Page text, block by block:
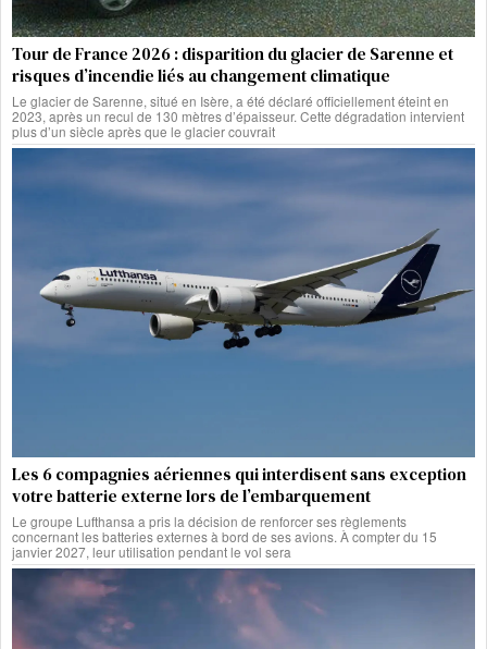
Tour de France 2026 : disparition du glacier de Sarenne et
risques d’incendie liés au changement climatique
Le glacier de Sarenne, situé en Isère, a été déclaré officiellement éteint en
2023, après un recul de 130 mètres d’épaisseur. Cette dégradation intervient
plus d’un siècle après que le glacier couvrait
Les 6 compagnies aériennes qui interdisent sans exception
votre batterie externe lors de l’embarquement
Le groupe Lufthansa a pris la décision de renforcer ses règlements
concernant les batteries externes à bord de ses avions. À compter du 15
janvier 2027, leur utilisation pendant le vol sera